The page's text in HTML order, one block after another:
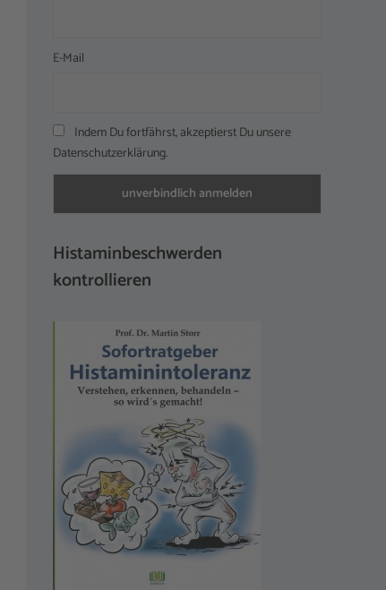
E-Mail
Indem Du fortfährst, akzeptierst Du unsere
Datenschutzerklärung.
Histaminbeschwerden
kontrollieren